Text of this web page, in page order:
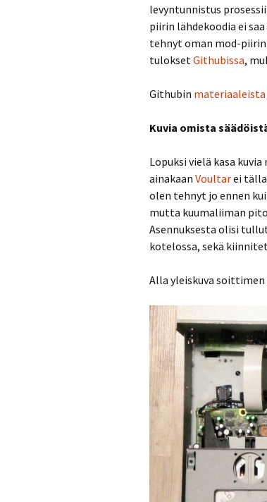
levyntunnistus
piirin lähdekoodia ei
tehnyt oman mod-piirin
tulokset Githubissa,
Githubin materiaaleista
Kuvia omista
Lopuksi vielä kasa
ainakaan Voultarei
olen tehnyt jo ennen
mutta kuumaliiman
Asennuksesta olisi
kotelossa, sekä
Alla yleiskuva